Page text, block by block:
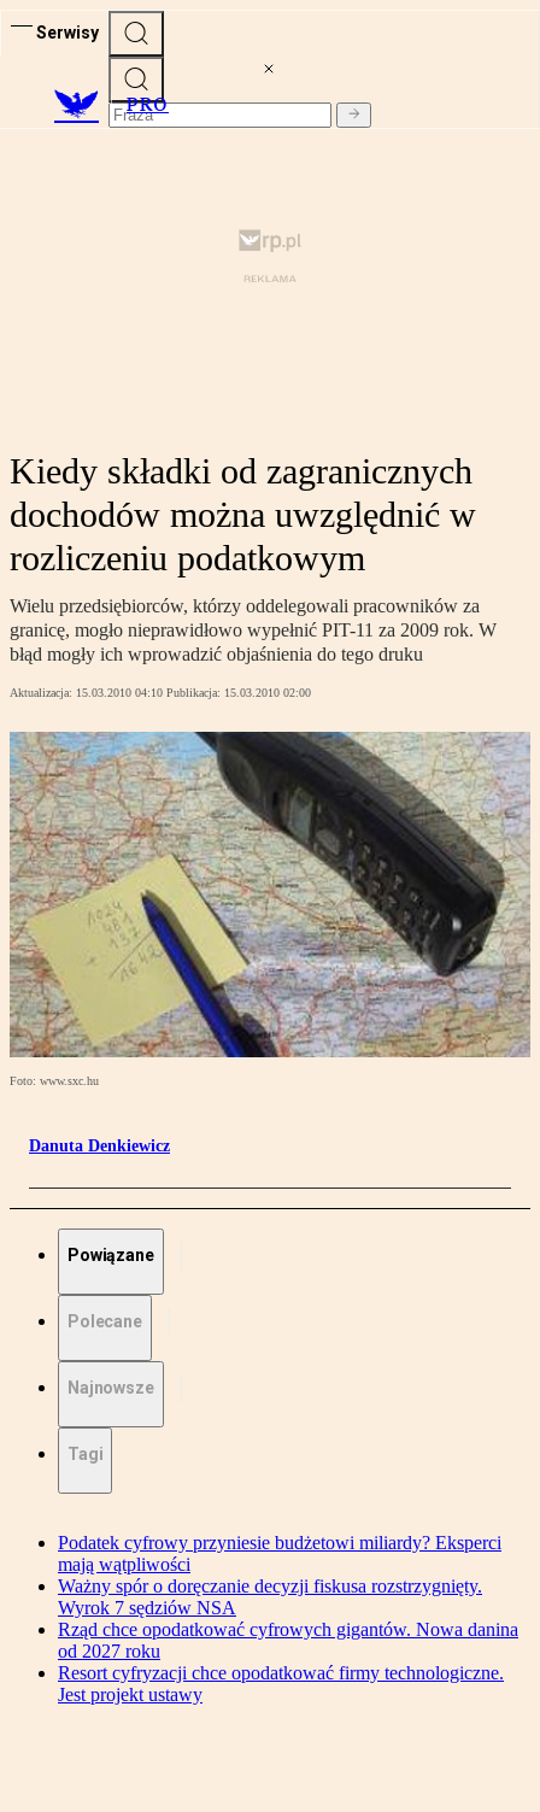
Serwisy
PRO
Kiedy składki od zagranicznych
dochodów można uwzględnić w
rozliczeniu podatkowym
Wielu przedsiębiorców, którzy oddelegowali pracowników za
granicę, mogło nieprawidłowo wypełnić PIT-11 za 2009 rok. W
błąd mogły ich wprowadzić objaśnienia do tego druku
Aktualizacja: 15.03.2010 04:10 Publikacja: 15.03.2010 02:00
Foto: www.sxc.hu
Danuta Denkiewicz
Powiązane
Polecane
Najnowsze
Tagi
Podatek cyfrowy przyniesie budżetowi miliardy? Eksperci
mają wątpliwości
Ważny spór o doręczanie decyzji fiskusa rozstrzygnięty.
Wyrok 7 sędziów NSA
Rząd chce opodatkować cyfrowych gigantów. Nowa danina
od 2027 roku
Resort cyfryzacji chce opodatkować firmy technologiczne.
Jest projekt ustawy